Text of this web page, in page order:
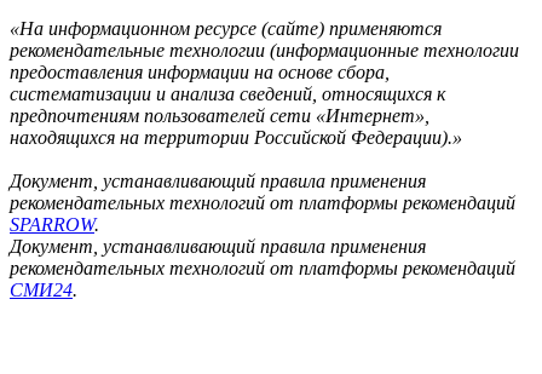
«На информационном ресурсе (сайте) применяются
рекомендательные технологии (информационные технологии
предоставления информации на основе сбора,
систематизации и анализа сведений, относящихся к
предпочтениям пользователей сети «Интернет»,
находящихся на территории Российской Федерации).»
Документ, устанавливающий правила применения
рекомендательных технологий от платформы рекомендаций
SPARROW.
Документ, устанавливающий правила применения
рекомендательных технологий от платформы рекомендаций
СМИ24.